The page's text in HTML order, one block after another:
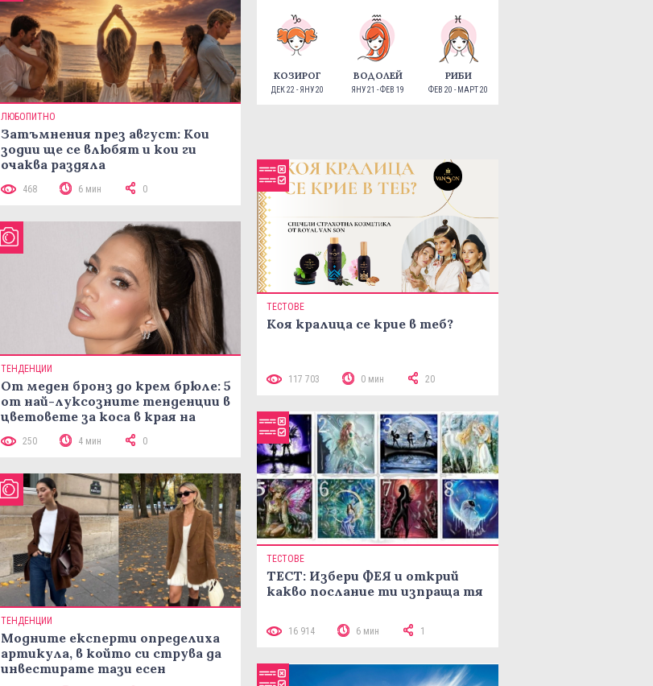
ЛЮБОПИТНО
Затъмнения през август: Кои
зодии ще се влюбят и кои ги
очаква раздяла
468 6 мин 0
ТЕНДЕНЦИИ
От меден бронз до крем брюле: 5
от най-луксозните тенденции в
цветовете за коса в края на
250 4 мин 0
ТЕНДЕНЦИИ
Модните експерти определиха
артикула, в който си струва да
инвестирате тази есен
КОЗИРОГ
ДЕК 22 - ЯНУ 20
ВОДОЛЕЙ
ЯНУ 21 - ФЕВ 19
РИБИ
ФЕВ 20 - МАРТ 20
ТЕСТОВЕ
Коя кралица се крие в теб?
117 703 0 мин 20
ТЕСТОВЕ
ТЕСТ: Избери ФЕЯ и открий
какво послание ти изпраща тя
16 914 6 мин 1